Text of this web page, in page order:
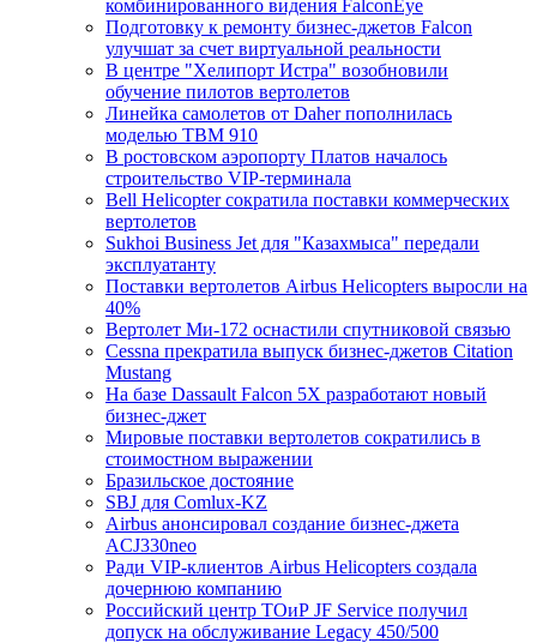
комбинированного видения FalconEye
Подготовку к ремонту бизнес-джетов Falcon
улучшат за счет виртуальной реальности
В центре "Хелипорт Истра" возобновили
обучение пилотов вертолетов
Линейка самолетов от Daher пополнилась
моделью TBM 910
В ростовском аэропорту Платов началось
строительство VIP-терминала
Bell Helicopter сократила поставки коммерческих
вертолетов
Sukhoi Business Jet для "Казахмыса" передали
эксплуатанту
Поставки вертолетов Airbus Helicopters выросли на
40%
Вертолет Ми-172 оснастили спутниковой связью
Cessna прекратила выпуск бизнес-джетов Citation
Mustang
На базе Dassault Falcon 5X разработают новый
бизнес-джет
Мировые поставки вертолетов сократились в
стоимостном выражении
Бразильское достояние
SBJ для Comlux-KZ
Airbus анонсировал создание бизнес-джета
ACJ330neo
Ради VIP-клиентов Airbus Helicopters создала
дочернюю компанию
Российский центр ТОиР JF Service получил
допуск на обслуживание Legacy 450/500